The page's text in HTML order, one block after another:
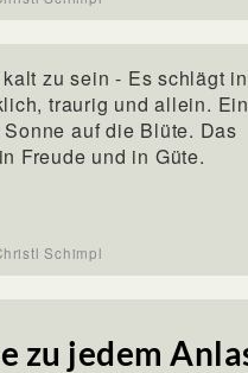
zu sein - Es schlägt in
traurig und allein. Ein
auf die Blüte. Das
Freude und in Güte.
Schimpl